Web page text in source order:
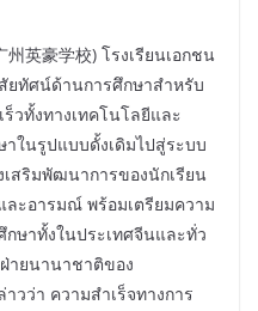
英豪学校) โรงเรียนเอกชน
ยทัศน์ด้านการศึกษาสำหรับ
วทั้งทางเทคโนโลยีและ
ในรูปแบบดั้งเดิมไปสู่ระบบ
สริมพัฒนาการของนักเรียน
ะอารมณ์ พร้อมเตรียมความ
ษาทั้งในประเทศจีนและทั่ว
ายนานาชาติของ
วว่า ความสำเร็จทางการ